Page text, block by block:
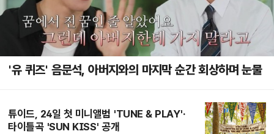
'유 퀴즈' 음문석, 아버지와의 마지막 순간 회상하며 눈물
튜이드, 24일 첫 미니앨범 'TUNE & PLAY'·
타이틀곡 'SUN KISS' 공개